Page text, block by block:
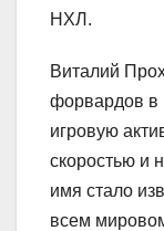
НХЛ.
Виталий
форвардов в
игровую
скоростью и
имя стало
всем